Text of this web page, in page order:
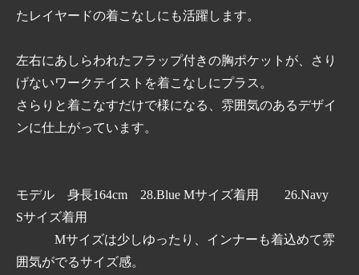
たレイヤードの着こなしにも活躍します。
左右にあしらわれたフラップ付きの胸ポケットが、さり
げないワークテイストを着こなしにプラス。
さらりと着こなすだけで様になる、雰囲気のあるデザイ
ンに仕上がっています。
モデル 身長164cm 28.Blue Mサイズ着用 26.Navy
Sサイズ着用
Mサイズは少しゆったり、インナーも着込めて雰
囲気がでるサイズ感。